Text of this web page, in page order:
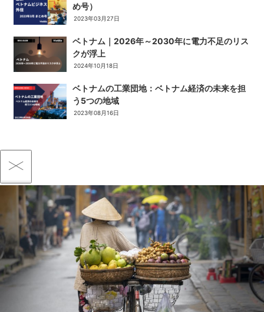
め号）
2023年03月27日
ベトナム｜2026年～2030年に電力不足のリス
クが浮上
2024年10月18日
ベトナムの工業団地：ベトナム経済の未来を担
う5つの地域
2023年08月16日